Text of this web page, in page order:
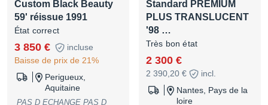
positions Essai possible sur
place et remise en main
propre privilégiée.
Riquet, 75019 Paris. Essai
également réalisable à notre
boutique avignonnaise.
Paiement possible en 3, 4,
10 ou 12 fois !
Custom Black Beauty
59' réissue 1991
État correct
3 850 €
incluse
Baisse de prix de 21%
Perigueux,
Aquitaine
PAS D ECHANGE PAS D
Standard PREMIUM
PLUS TRANSLUCENT
'98 …
Très bon état
2 300 €
2 390,20 €
incl.
Nantes, Pays de la
loire